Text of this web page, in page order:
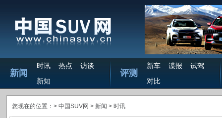
新闻
时讯 热点
访谈
新知
评测
新车 谍报
试驾
对比
您现在的位置：> 中国SUV网 > 新闻 > 时讯